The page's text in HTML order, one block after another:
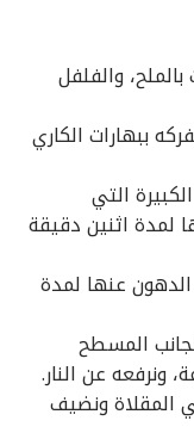
والفلفل
ببهارات الكاري
التي
لمدة اثنين دقيقة
عنها لمدة
المسطح
ونرفعه عن النار.
المقلاة ونضيف